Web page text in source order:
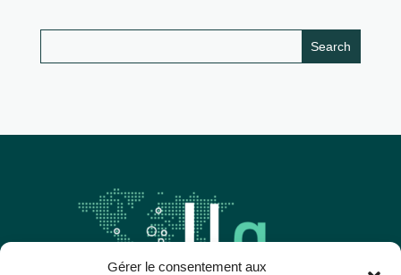
Gérer le consentement aux